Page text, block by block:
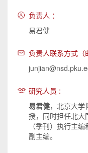
负责人 ：
易君健
负责人联系方式（
研究人员 :
易君健，北京大
授，同时担任北大
（季刊）执行主
副主编。